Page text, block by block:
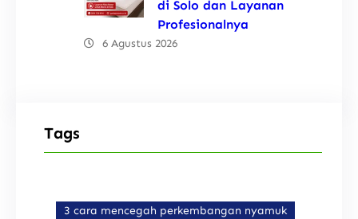
di Solo dan Layanan
Profesionalnya
6 Agustus 2026
Tags
3 cara mencegah perkembangan nyamuk